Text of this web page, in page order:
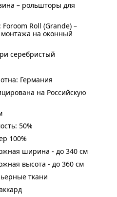
– рольшторы для
Roll (Grande) –
на оконный
серебристый
Германия
на Российскую
50%
100%
ширина - до 340 см
высота - до 360 см
ткани